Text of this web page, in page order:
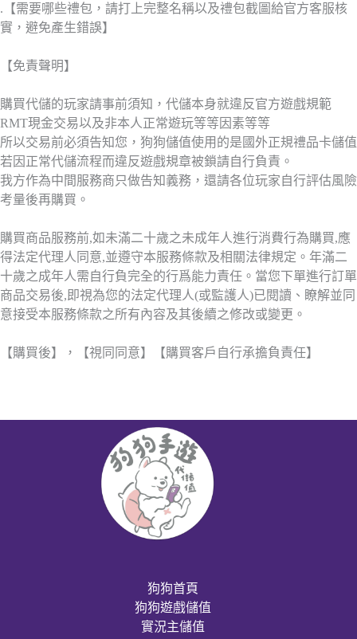
.【需要哪些禮包，請打上完整名稱以及禮包截圖給官方客服核
實，避免產生錯誤】
【免責聲明】
購買代儲的玩家請事前須知，代儲本身就違反官方遊戲規範
RMT現金交易以及非本人正常遊玩等等因素等等
所以交易前必須告知您，狗狗儲值使用的是國外正規禮品卡儲值
若因正常代儲流程而違反遊戲規章被鎖請自行負責。
我方作為中間服務商只做告知義務，還請各位玩家自行評估風險
考量後再購買。
購買商品服務前,如未滿二十歲之未成年人進行消費行為購買,應
得法定代理人同意,並遵守本服務條款及相關法律規定。年滿二
十歲之成年人需自行負完全的行爲能力責任。當您下單進行訂單
商品交易後,即視為您的法定代理人(或監護人)已閱讀、瞭解並同
意接受本服務條款之所有內容及其後續之修改或變更。
【購買後】，【視同同意】【購買客戶自行承擔負責任】
狗狗首頁
狗狗遊戲儲值
實況主儲值